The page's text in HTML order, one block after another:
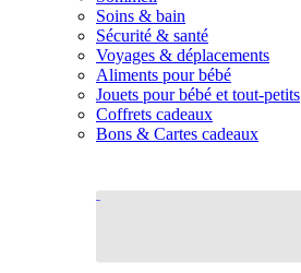
Soins & bain
Sécurité & santé
Voyages & déplacements
Aliments pour bébé
Jouets pour bébé et tout-petits
Coffrets cadeaux
Bons & Cartes cadeaux